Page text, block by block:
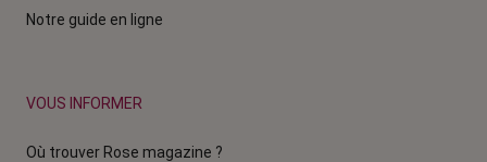
Notre guide en ligne
VOUS INFORMER
Où trouver Rose magazine ?